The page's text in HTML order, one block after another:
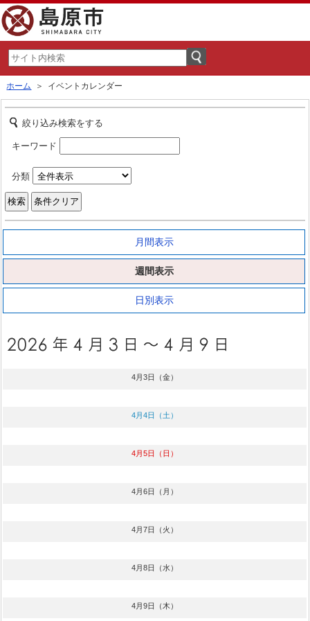
ホーム ＞ イベントカレンダー
絞り込み検索をする
キーワード
分類
月間表示
週間表示
日別表示
4月3日（金）
4月4日（土）
4月5日（日）
4月6日（月）
4月7日（火）
4月8日（水）
4月9日（木）